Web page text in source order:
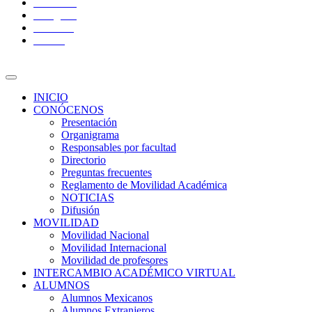
INICIO
CONÓCENOS
Presentación
Organigrama
Responsables por facultad
Directorio
Preguntas frecuentes
Reglamento de Movilidad Académica
NOTICIAS
Difusión
MOVILIDAD
Movilidad Nacional
Movilidad Internacional
Movilidad de profesores
INTERCAMBIO ACADÉMICO VIRTUAL
ALUMNOS
Alumnos Mexicanos